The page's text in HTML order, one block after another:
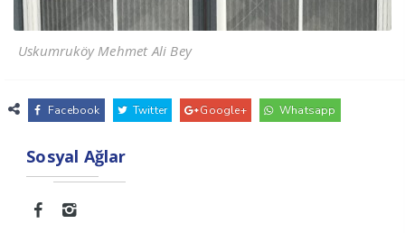
Uskumruköy Mehmet Ali Bey
Facebook Twitter Google+ Whatsapp
Sosyal Ağlar